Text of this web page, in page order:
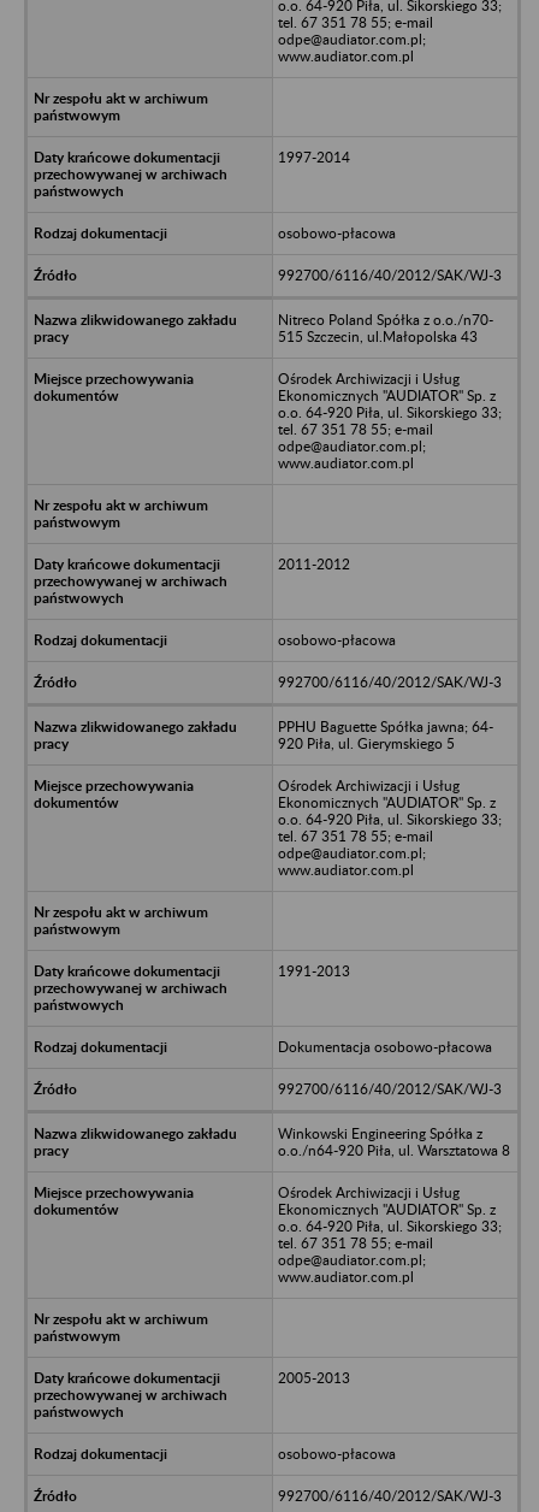
o.o. 64-920 Piła, ul. Sikorskiego 33;
tel. 67 351 78 55; e-mail
odpe@audiator.com.pl;
www.audiator.com.pl
1997-2014
osobowo-płacowa
992700/6116/40/2012/SAK/WJ-3
Nitreco Poland Spółka z o.o./n70-
515 Szczecin, ul.Małopolska 43
Ośrodek Archiwizacji i Usług
Ekonomicznych "AUDIATOR" Sp. z
o.o. 64-920 Piła, ul. Sikorskiego 33;
tel. 67 351 78 55; e-mail
odpe@audiator.com.pl;
www.audiator.com.pl
2011-2012
osobowo-płacowa
992700/6116/40/2012/SAK/WJ-3
PPHU Baguette Spółka jawna; 64-
920 Piła, ul. Gierymskiego 5
Ośrodek Archiwizacji i Usług
Ekonomicznych "AUDIATOR" Sp. z
o.o. 64-920 Piła, ul. Sikorskiego 33;
tel. 67 351 78 55; e-mail
odpe@audiator.com.pl;
www.audiator.com.pl
1991-2013
Dokumentacja osobowo-płacowa
992700/6116/40/2012/SAK/WJ-3
Winkowski Engineering Spółka z
o.o./n64-920 Piła, ul. Warsztatowa 8
Ośrodek Archiwizacji i Usług
Ekonomicznych "AUDIATOR" Sp. z
o.o. 64-920 Piła, ul. Sikorskiego 33;
tel. 67 351 78 55; e-mail
odpe@audiator.com.pl;
www.audiator.com.pl
2005-2013
osobowo-płacowa
992700/6116/40/2012/SAK/WJ-3